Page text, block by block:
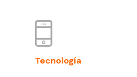
Tecnología